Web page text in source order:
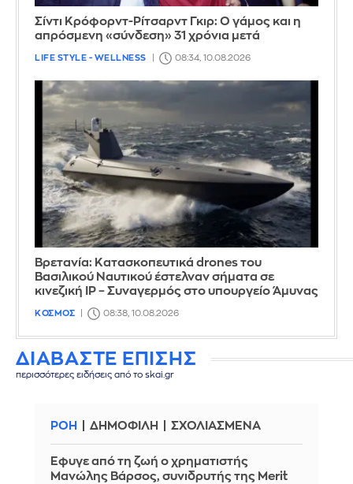
Σίντι Κρόφορντ-Ρίτσαρντ Γκιρ: Ο γάμος και η
απρόσμενη «σύνδεση» 31 χρόνια μετά
LIFE STYLE - WELLNESS 08:34, 10.08.2026
Βρετανία: Κατασκοπευτικά drones του
Βασιλικού Ναυτικού έστελναν σήματα σε
κινεζική IP – Συναγερμός στο υπουργείο Άμυνας
ΚΟΣΜΟΣ 08:38, 10.08.2026
ΔΙΑΒΑΣΤΕ ΕΠΙΣΗΣ
περισσότερες ειδήσεις από το skai.gr
ΡΟΗ ΔΗΜΟΦΙΛΗ ΣΧΟΛΙΑΣΜΕΝΑ
Έφυγε από τη ζωή ο χρηματιστής
Μανώλης Βάρσος, συνιδρυτής της Merit